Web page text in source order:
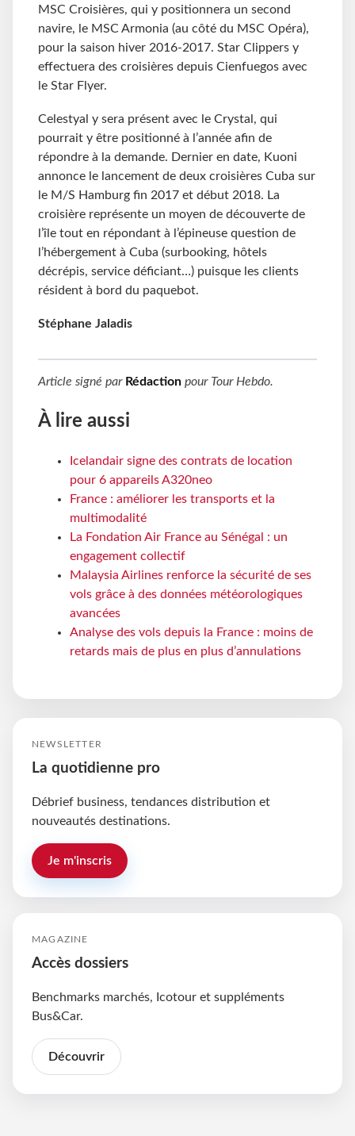
MSC Croisières, qui y positionnera un second
navire, le MSC Armonia (au côté du MSC Opéra),
pour la saison hiver 2016-2017. Star Clippers y
effectuera des croisières depuis Cienfuegos avec
le Star Flyer.
Celestyal y sera présent avec le Crystal, qui
pourrait y être positionné à l’année afin de
répondre à la demande. Dernier en date, Kuoni
annonce le lancement de deux croisières Cuba sur
le M/S Hamburg fin 2017 et début 2018. La
croisière représente un moyen de découverte de
l’île tout en répondant à l’épineuse question de
l’hébergement à Cuba (surbooking, hôtels
décrépis, service déficiant…) puisque les clients
résident à bord du paquebot.
Stéphane Jaladis
Article signé par Rédaction pour Tour Hebdo.
À lire aussi
Icelandair signe des contrats de location
pour 6 appareils A320neo
France : améliorer les transports et la
multimodalité
La Fondation Air France au Sénégal : un
engagement collectif
Malaysia Airlines renforce la sécurité de ses
vols grâce à des données météorologiques
avancées
Analyse des vols depuis la France : moins de
retards mais de plus en plus d’annulations
NEWSLETTER
La quotidienne pro
Débrief business, tendances distribution et
nouveautés destinations.
Je m'inscris
MAGAZINE
Accès dossiers
Benchmarks marchés, Icotour et suppléments
Bus&Car.
Découvrir